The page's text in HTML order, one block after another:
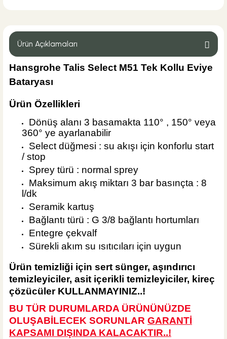
Ürün Açıklamaları
Hansgrohe Talis Select M51 Tek Kollu Eviye
Bataryası
Ürün Özellikleri
Dönüş alanı 3 basamakta 110° , 150° veya
360° ye ayarlanabilir
Select düğmesi : su akışı için konforlu start
/ stop
Sprey türü : normal sprey
Maksimum akış miktarı 3 bar basınçta : 8
l/dk
Seramik kartuş
Bağlantı türü : G 3/8 bağlantı hortumları
Entegre çekvalf
Sürekli akım su ısıtıcıları için uygun
Ürün temizliği için sert sünger, aşındırıcı
temizleyiciler, asit içerikli temizleyiciler, kireç
çözücüler KULLANMAYINIZ..!
BU TÜR DURUMLARDA ÜRÜNÜNÜZDE
OLUŞABİLECEK SORUNLAR GARANTİ
KAPSAMI DIŞINDA KALACAKTIR..!